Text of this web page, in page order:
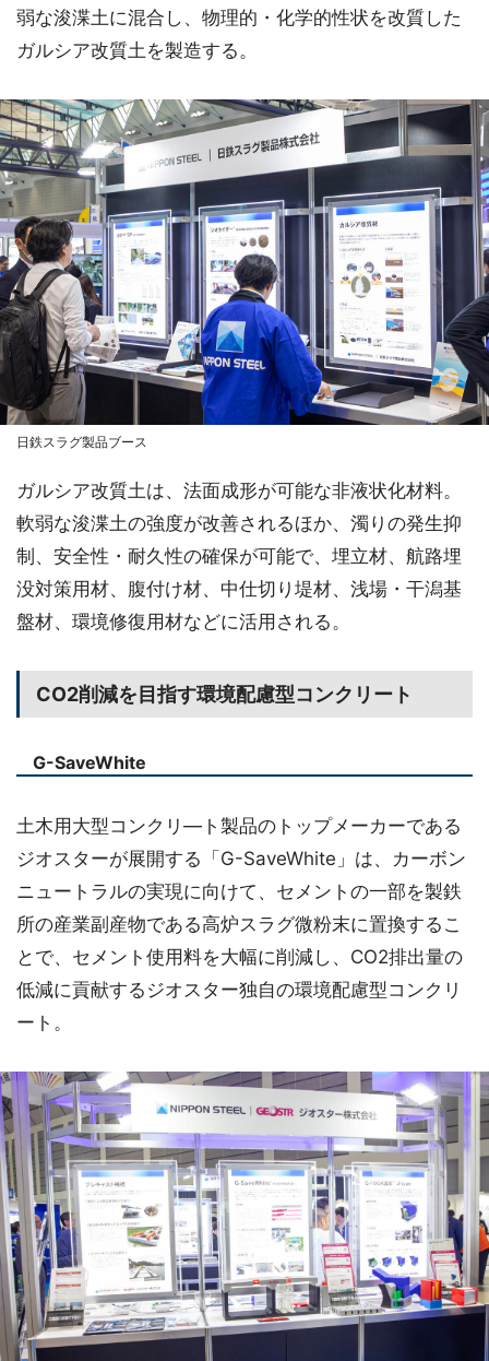
弱な浚渫土に混合し、物理的・化学的性状を改質した
ガルシア改質土を製造する。
日鉄スラグ製品ブース
ガルシア改質土は、法面成形が可能な非液状化材料。
軟弱な浚渫土の強度が改善されるほか、濁りの発生抑
制、安全性・耐久性の確保が可能で、埋立材、航路埋
没対策用材、腹付け材、中仕切り堤材、浅場・干潟基
盤材、環境修復用材などに活用される。
CO2削減を目指す環境配慮型コンクリート
G-SaveWhite
土木用大型コンクリ―ト製品のトップメーカーである
ジオスターが展開する「G-SaveWhite」は、カーボン
ニュートラルの実現に向けて、セメントの一部を製鉄
所の産業副産物である高炉スラグ微粉末に置換するこ
とで、セメント使用料を大幅に削減し、CO2排出量の
低減に貢献するジオスター独自の環境配慮型コンクリ
ート。